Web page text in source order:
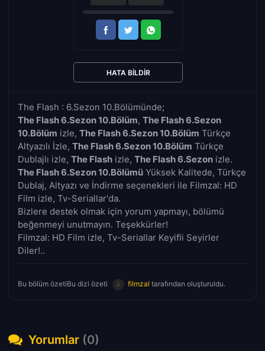
The Flash : 6.Sezon 10.Bölümünde;
The Flash 6.Sezon 10.Bölüm, The Flash 6.Sezon
10.Bölüm izle, The Flash 6.Sezon 10.Bölüm Türkçe
Altyazılı İzle, The Flash 6.Sezon 10.Bölüm Türkçe
Dublajlı izle, The Flash izle, The Flash 6.Sezon izle.
The Flash 6.Sezon 10.Bölümü Yüksek Kalitede, Türkçe
Dublaj, Altyazı ve İndirme seçenekleri ile Filmzal: HD
Film izle, Tv-Seriallar'da.
Bizlere destek olmak için yorum yapmayı, bölümü
beğenmeyi unutmayın. Teşekkürler!
Filmzal: HD Film izle, Tv-Seriallar Keyifli Seyirler
Diler!..
Bu bölüm özetiBu dizi özeti filmzal tarafından oluşturuldu.
HATA BILDIR
Yorumlar (0)